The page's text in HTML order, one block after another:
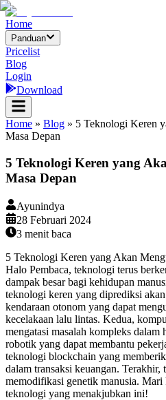
Home
Panduan
Pricelist
Blog
Login
Download
Home » Blog » 5 Teknologi Keren
Masa Depan
5 Teknologi Keren yang
Masa Depan
Ayunindya
28 Februari 2024
3 menit baca
5 Teknologi Keren yang Akan
Halo Pembaca, teknologi terus
dampak besar bagi kehidupan
teknologi keren yang diprediksi
kendaraan otonom yang dapat
kecelakaan lalu lintas. Kedua,
mengatasi masalah kompleks
robotik yang dapat membantu
teknologi blockchain yang
dalam transaksi keuangan.
memodifikasi genetik manusia. Mari
teknologi yang menakjubkan ini!